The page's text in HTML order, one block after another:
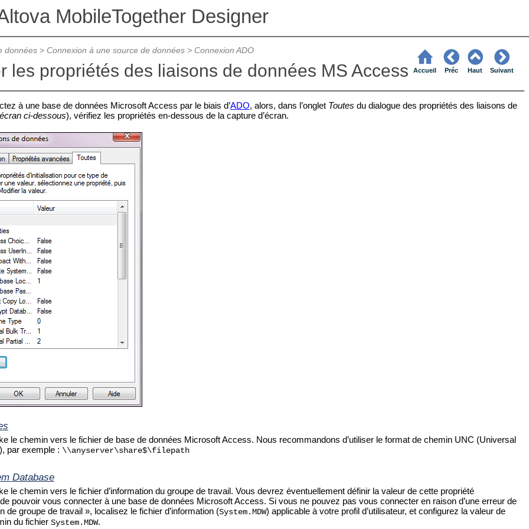
MobileTogether Designer
données> Connexion à une source de données> Connexion ADO
les propriétés des liaisons de données MS Access Accueil Préc Haut Suivant
à une base de données Microsoft Access par le biais d’ADO, alors, dans l’onglet Toutes du dialogue des propriétés des liaisons de
ci-dessous), vérifiez les propriétés en-dessous de la capture d’écran.
le chemin vers le fichier de base de données Microsoft Access. Nous recommandons d’utiliser le format de chemin UNC (Universal
par exemple : \\anyserver\share$\filepath
Database
le chemin vers le fichier d’information du groupe de travail. Vous devrez éventuellement définir la valeur de cette propriété
pouvoir vous connecter à une base de données Microsoft Access. Si vous ne pouvez pas vous connecter en raison d’une erreur de
de groupe de travail », localisez le fichier d’information (System.MDW) applicable à votre profil d’utilisateur, et configurez la valeur de
du fichier System.MDW.